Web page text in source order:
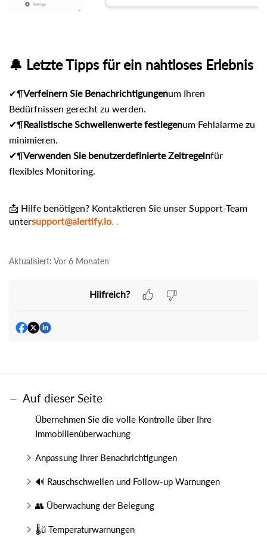
🔔 Letzte Tipps für ein nahtloses Erlebnis
✔¶Verfeinern Sie Benachrichtigungenum Ihren
Bedürfnissen gerecht zu werden.
✔¶Realistische Schwellenwerte festlegenum Fehlalarme zu
minimieren.
✔¶Verwenden Sie benutzerdefinierte Zeitregelnfür
flexibles Monitoring.
📩 Hilfe benötigen? Kontaktieren Sie unser Support-Team
untersupport@alertify.io. .
Aktualisiert: Vor 6 Monaten
Hilfreich?
Auf dieser Seite
Übernehmen Sie die volle Kontrolle über Ihre
Immobilienüberwachung
Anpassung Ihrer Benachrichtigungen
🔊 Rauschschwellen und Follow-up Warnungen
👥 Überwachung der Belegung
🌡ŭ Temperaturwarnungen